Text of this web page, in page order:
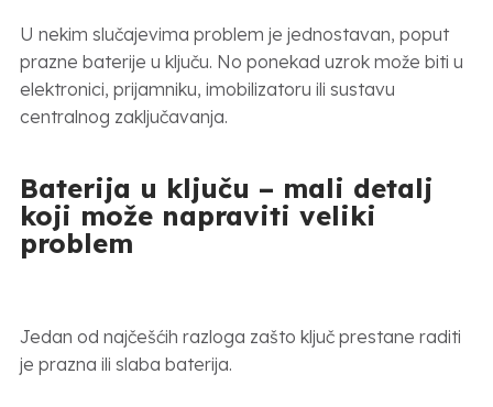
U nekim slučajevima problem je jednostavan, poput
prazne baterije u ključu. No ponekad uzrok može biti u
elektronici, prijamniku, imobilizatoru ili sustavu
centralnog zaključavanja.
Baterija u ključu – mali detalj
koji može napraviti veliki
problem
Jedan od najčešćih razloga zašto ključ prestane raditi
je prazna ili slaba baterija.